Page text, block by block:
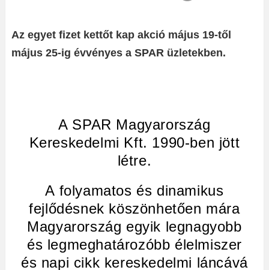
Az egyet fizet kettőt kap akció május 19-től
május 25-ig évvényes a SPAR üzletekben.
A SPAR Magyarország
Kereskedelmi Kft. 1990-ben jött
létre.
A folyamatos és dinamikus
fejlődésnek köszönhetően mára
Magyarország egyik legnagyobb
és legmeghatározóbb élelmiszer
és napi cikk kereskedelmi láncává